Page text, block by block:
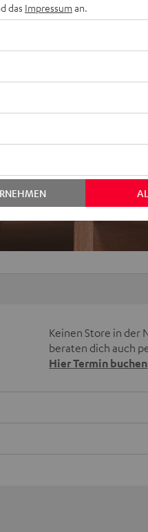
Keinen Store in der
beraten dich auch
Hier Termin buchen
das Impressum an.